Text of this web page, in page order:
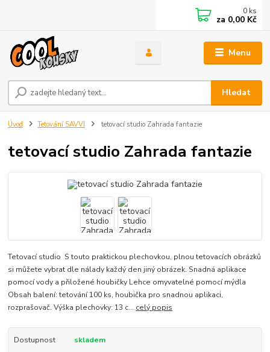
Menu
Hledat
0 ks
za 0,00 Kč
Úvod Tetování SAVVI tetovací studio Zahrada fantazie
tetovací studio Zahrada fantazie
Tetovací studio S touto praktickou plechovkou, plnou tetovacích obrázků
si můžete vybrat dle nálady každý den jiný obrázek. Snadná aplikace
pomocí vody a přiložené houbičky Lehce omyvatelné pomocí mýdla
Obsah balení: tetování 100 ks, houbička pro snadnou aplikaci,
rozprašovač. Výška plechovky: 13 c... celý popis
Dostupnost skladem